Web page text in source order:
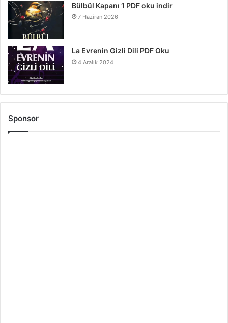
Bülbül Kapanı 1 PDF oku indir
7 Haziran 2026
La Evrenin Gizli Dili PDF Oku
4 Aralık 2024
Sponsor